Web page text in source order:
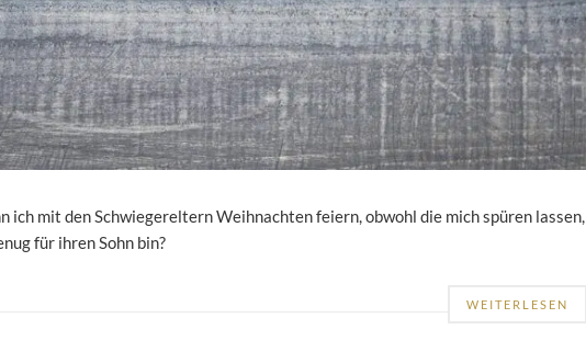
ich mit den Schwiegereltern Weihnachten feiern, obwohl die mich spüren lassen,
für ihren Sohn bin?
WEITERLESEN